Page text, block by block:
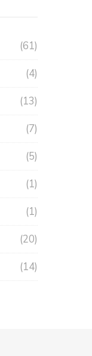
(61)
(4)
(13)
(7)
(5)
(1)
(1)
(20)
(14)